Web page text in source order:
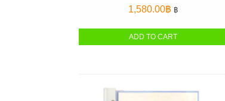
1,580.00฿ ฿
ADD TO CART